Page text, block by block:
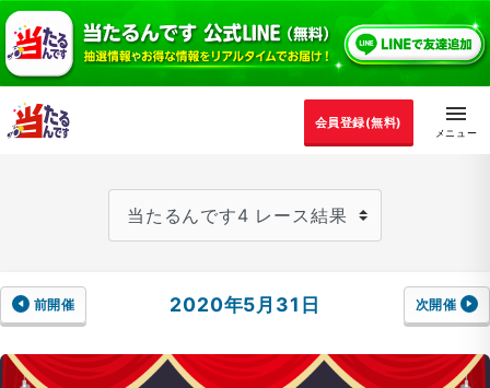
会員登録(無料)
前開催 2020年5月31日 次開催